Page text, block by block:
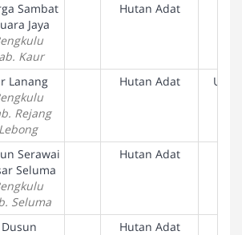
Sambat
Jaya
Kaur
Hutan Adat
Lanang
Rejang
Lebong
Hutan Adat
Serawai
Seluma
Seluma
Hutan Adat
Dusun
Hutan Adat